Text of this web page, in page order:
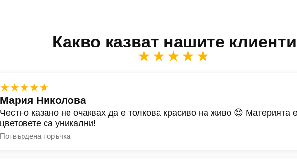
Какво казват нашите клиенти
★★★★★
★★★★★
Мария Николова
Честно казано не очаквах да е толкова красиво на живо 😍 Материята
цветовете са уникални!
Потвърдена поръчка